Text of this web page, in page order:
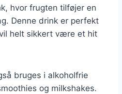
hvor frugten tilføjer en
Denne drink er perfekt
helt sikkert være et hit
bruges i alkoholfrie
og milkshakes.